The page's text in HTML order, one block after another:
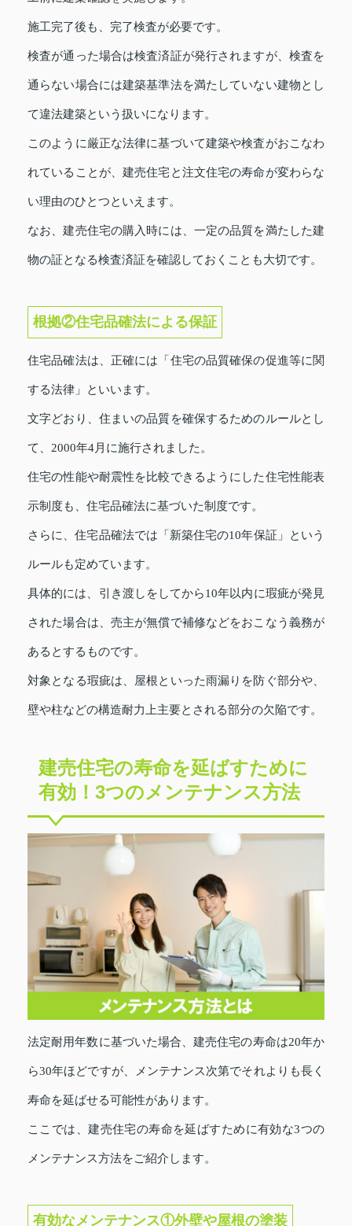
施工完了後も、完了検査が必要です。
検査が通った場合は検査済証が発行されますが、検査を
通らない場合には建築基準法を満たしていない建物とし
て違法建築という扱いになります。
このように厳正な法律に基づいて建築や検査がおこなわ
れていることが、建売住宅と注文住宅の寿命が変わらな
い理由のひとつといえます。
なお、建売住宅の購入時には、一定の品質を満たした建
物の証となる検査済証を確認しておくことも大切です。
根拠②住宅品確法による保証
住宅品確法は、正確には「住宅の品質確保の促進等に関
する法律」といいます。
文字どおり、住まいの品質を確保するためのルールとし
て、2000年4月に施行されました。
住宅の性能や耐震性を比較できるようにした住宅性能表
示制度も、住宅品確法に基づいた制度です。
さらに、住宅品確法では「新築住宅の10年保証」という
ルールも定めています。
具体的には、引き渡しをしてから10年以内に瑕疵が発見
された場合は、売主が無償で補修などをおこなう義務が
あるとするものです。
対象となる瑕疵は、屋根といった雨漏りを防ぐ部分や、
壁や柱などの構造耐力上主要とされる部分の欠陥です。
建売住宅の寿命を延ばすために
有効！3つのメンテナンス方法
法定耐用年数に基づいた場合、建売住宅の寿命は20年か
ら30年ほどですが、メンテナンス次第でそれよりも長く
寿命を延ばせる可能性があります。
ここでは、建売住宅の寿命を延ばすために有効な3つの
メンテナンス方法をご紹介します。
有効なメンテナンス①外壁や屋根の塗装